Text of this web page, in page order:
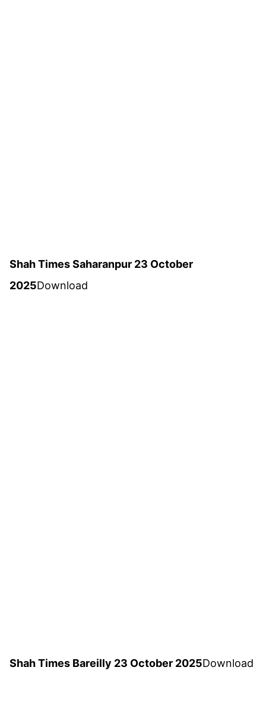
Shah Times Saharanpur 23 October
2025Download
Shah Times Bareilly 23 October 2025Download